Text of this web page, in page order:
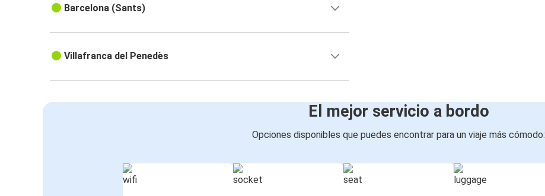
Barcelona (Sants)
Villafranca del Penedès
El mejor servicio a bordo
Opciones disponibles que puedes encontrar para un viaje más cómodo: